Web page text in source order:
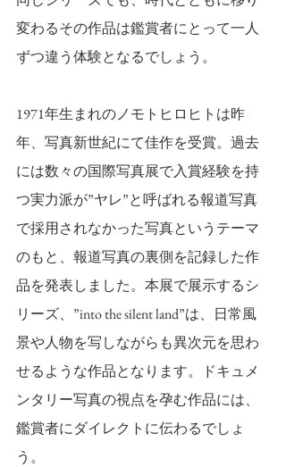
変わるその作品は鑑賞者にとって一人
ずつ違う体験となるでしょう。
1971年生まれのノモトヒロヒトは昨
年、写真新世紀にて佳作を受賞。過去
には数々の国際写真展で入賞経験を持
つ実力派が”ヤレ”と呼ばれる報道写真
で採用されなかった写真というテーマ
のもと、報道写真の裏側を記録した作
品を発表しました。本展で展示するシ
リーズ、”into the silent land”は、日常風
景や人物を写しながらも異次元を思わ
せるような作品となります。ドキュメ
ンタリー写真の視点を孕む作品には、
鑑賞者にダイレクトに伝わるでしょ
う。